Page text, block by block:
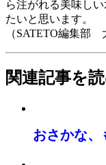
ら注がれる美味し
たいと思います。
（SATETO編集部
関連記事を
おさかな、